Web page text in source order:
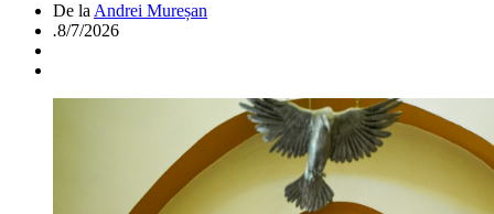
De la Andrei Mureșan
.8/7/2026